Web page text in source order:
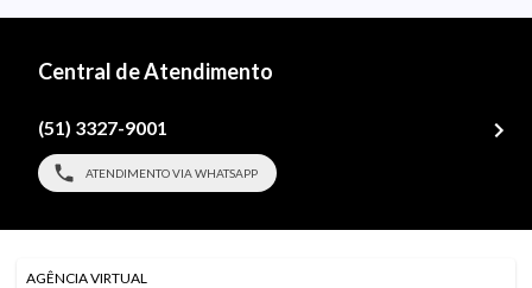
Central de Atendimento
(51) 3327-9001
ATENDIMENTO VIA WHATSAPP
AGÊNCIA VIRTUAL